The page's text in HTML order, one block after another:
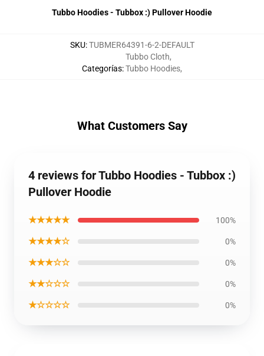
Tubbo Hoodies - Tubbox :) Pullover Hoodie
SKU:TUBMER64391-6-2-DEFAULT
Categorías:
Tubbo Cloth,
Tubbo Hoodies,
What Customers Say
4 reviews for Tubbo Hoodies - Tubbox :)
Pullover Hoodie
★★★★★ 100%
★★★★☆ 0%
★★★☆☆ 0%
★★☆☆☆ 0%
★☆☆☆☆ 0%